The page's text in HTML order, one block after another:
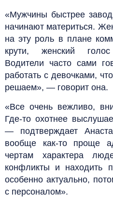
«Мужчины быстрее
начинают материться.
на эту роль в плане
крути, женский
Водители часто сами
работать с девочками,
решаем», — говорит она.
«Все очень вежливо,
Где-то охотнее
— подтверждает
вообще как-то проще
чертам характера
конфликты и находить
особенно актуально,
с персоналом».